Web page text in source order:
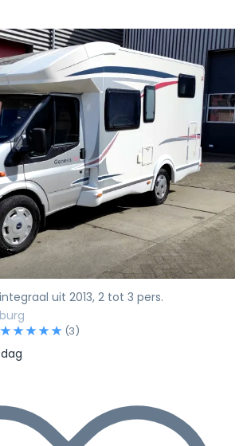
uit 2013, 2 tot 3 pers.
(3)